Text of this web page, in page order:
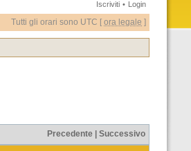
Iscriviti • Login
Tutti gli orari sono UTC [ ora legale ]
Precedente Successivo